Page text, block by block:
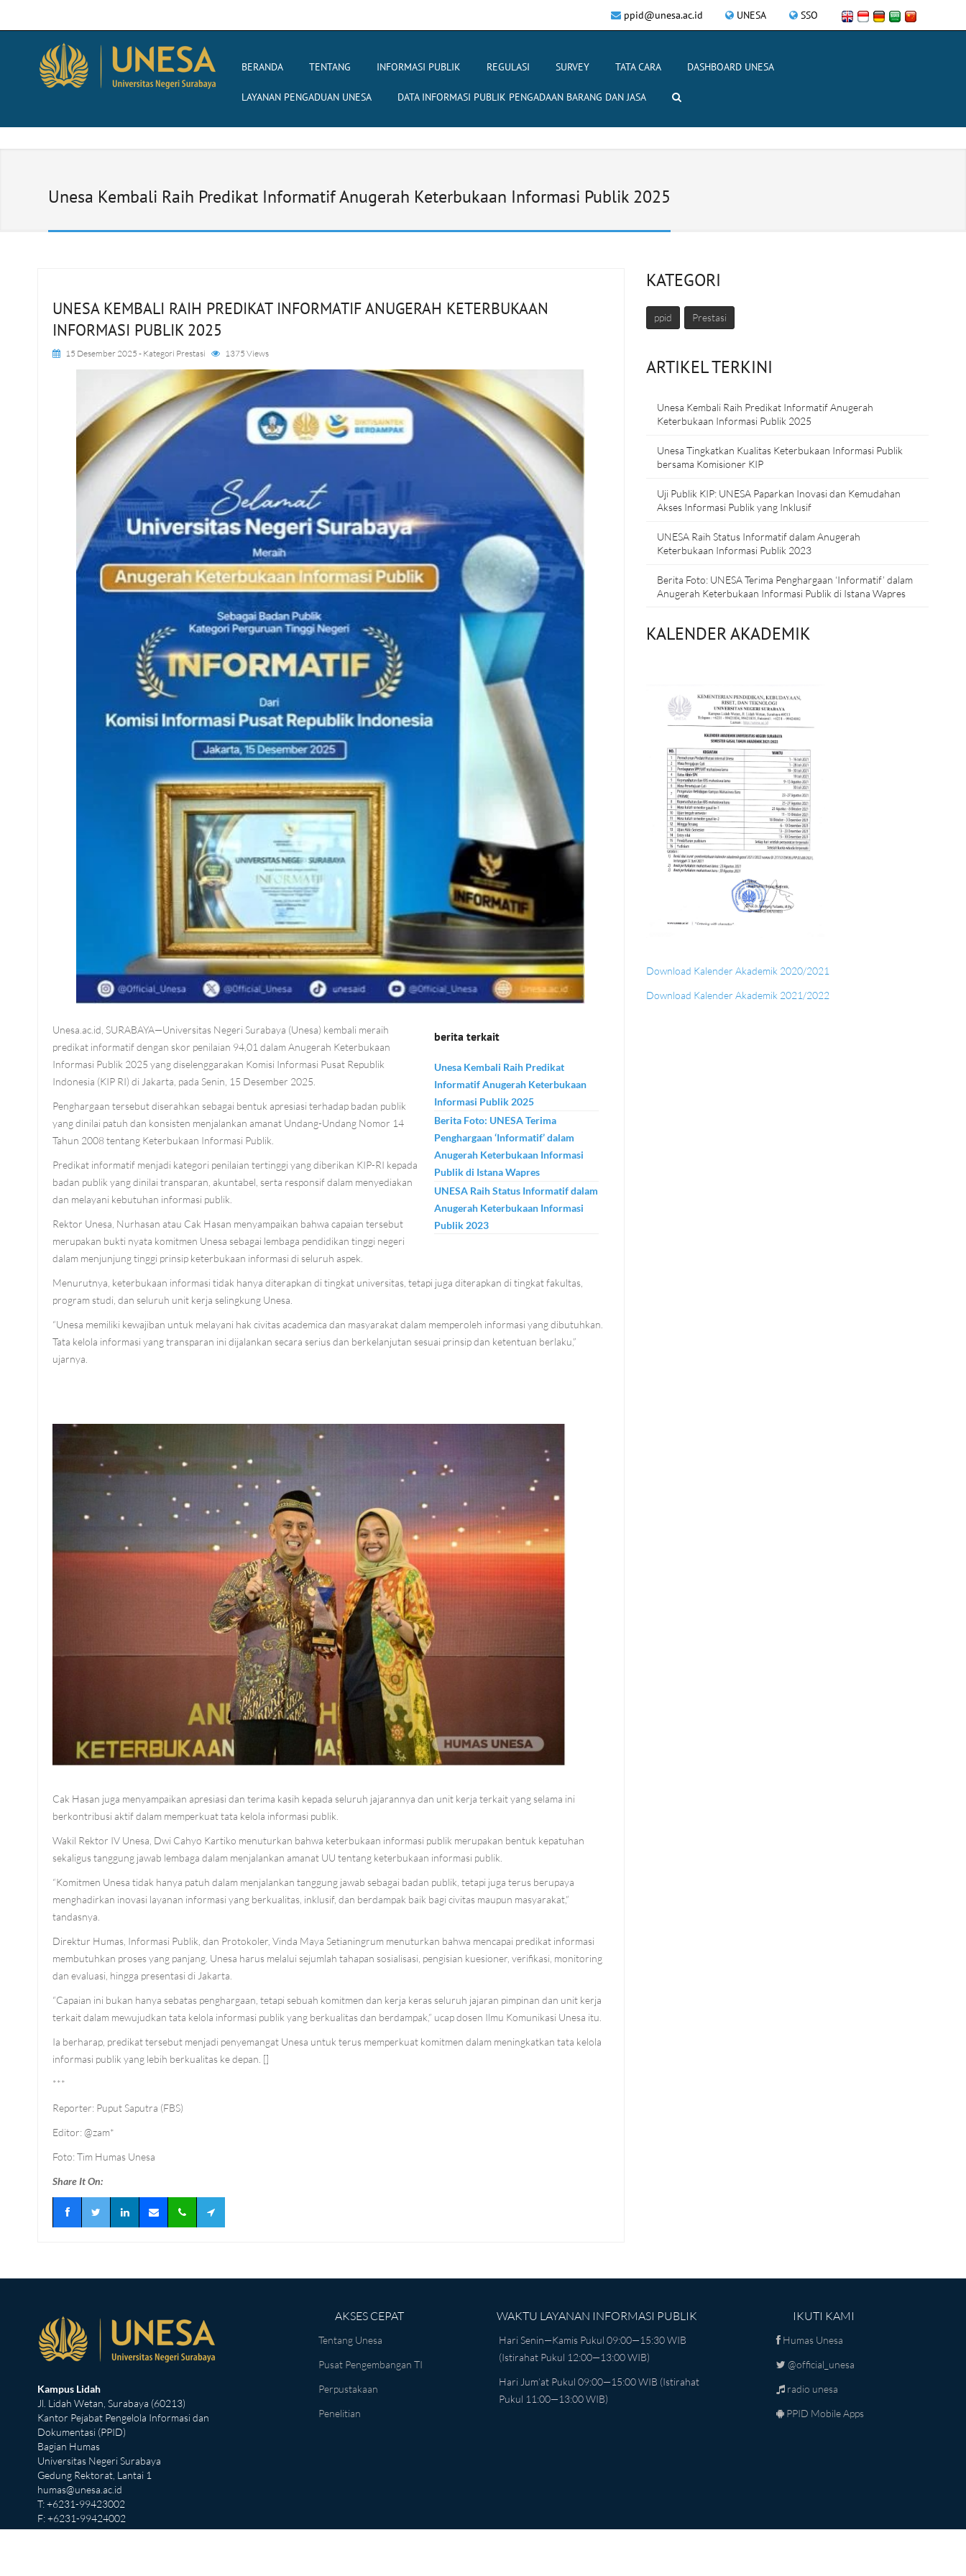
UNESA SSO
ppid@unesa.ac.id
BERANDA TENTANG INFORMASI PUBLIK REGULASI SURVEY TATA CARA DASHBOARD UNESA
LAYANAN PENGADUAN UNESA DATA INFORMASI PUBLIK PENGADAAN BARANG DAN JASA
Unesa Kembali Raih Predikat Informatif Anugerah Keterbukaan Informasi Publik 2025
UNESA KEMBALI RAIH PREDIKAT INFORMATIF ANUGERAH KETERBUKAAN
INFORMASI PUBLIK 2025
15 Desember 2025 - Kategori Prestasi 1375 Views
berita terkait
Unesa Kembali Raih Predikat
Informatif Anugerah Keterbukaan
Informasi Publik 2025
Berita Foto: UNESA Terima
Penghargaan ‘Informatif’ dalam
Anugerah Keterbukaan Informasi
Publik di Istana Wapres
UNESA Raih Status Informatif dalam
Anugerah Keterbukaan Informasi
Publik 2023
Unesa.ac.id, SURABAYA—Universitas Negeri Surabaya (Unesa) kembali meraih
predikat informatif dengan skor penilaian 94,01 dalam Anugerah Keterbukaan
Informasi Publik 2025 yang diselenggarakan Komisi Informasi Pusat Republik
Indonesia (KIP RI) di Jakarta, pada Senin, 15 Desember 2025.
Penghargaan tersebut diserahkan sebagai bentuk apresiasi terhadap badan publik
yang dinilai patuh dan konsisten menjalankan amanat Undang-Undang Nomor 14
Tahun 2008 tentang Keterbukaan Informasi Publik.
Predikat informatif menjadi kategori penilaian tertinggi yang diberikan KIP-RI kepada
badan publik yang dinilai transparan, akuntabel, serta responsif dalam menyediakan
dan melayani kebutuhan informasi publik.
Rektor Unesa, Nurhasan atau Cak Hasan menyampaikan bahwa capaian tersebut
merupakan bukti nyata komitmen Unesa sebagai lembaga pendidikan tinggi negeri
dalam menjunjung tinggi prinsip keterbukaan informasi di seluruh aspek.
Menurutnya, keterbukaan informasi tidak hanya diterapkan di tingkat universitas, tetapi juga diterapkan di tingkat fakultas,
program studi, dan seluruh unit kerja selingkung Unesa.
“Unesa memiliki kewajiban untuk melayani hak civitas academica dan masyarakat dalam memperoleh informasi yang dibutuhkan.
Tata kelola informasi yang transparan ini dijalankan secara serius dan berkelanjutan sesuai prinsip dan ketentuan berlaku,”
ujarnya.
Cak Hasan juga menyampaikan apresiasi dan terima kasih kepada seluruh jajarannya dan unit kerja terkait yang selama ini
berkontribusi aktif dalam memperkuat tata kelola informasi publik.
Wakil Rektor IV Unesa, Dwi Cahyo Kartiko menuturkan bahwa keterbukaan informasi publik merupakan bentuk kepatuhan
sekaligus tanggung jawab lembaga dalam menjalankan amanat UU tentang keterbukaan informasi publik.
“Komitmen Unesa tidak hanya patuh dalam menjalankan tanggung jawab sebagai badan publik, tetapi juga terus berupaya
menghadirkan inovasi layanan informasi yang berkualitas, inklusif, dan berdampak baik bagi civitas maupun masyarakat,”
tandasnya.
Direktur Humas, Informasi Publik, dan Protokoler, Vinda Maya Setianingrum menuturkan bahwa mencapai predikat informasi
membutuhkan proses yang panjang. Unesa harus melalui sejumlah tahapan sosialisasi, pengisian kuesioner, verifikasi, monitoring
dan evaluasi, hingga presentasi di Jakarta.
“Capaian ini bukan hanya sebatas penghargaan, tetapi sebuah komitmen dan kerja keras seluruh jajaran pimpinan dan unit kerja
terkait dalam mewujudkan tata kelola informasi publik yang berkualitas dan berdampak,” ucap dosen Ilmu Komunikasi Unesa itu.
Ia berharap, predikat tersebut menjadi penyemangat Unesa untuk terus memperkuat komitmen dalam meningkatkan tata kelola
informasi publik yang lebih berkualitas ke depan. []
***
Reporter: Puput Saputra (FBS)
Editor: @zam*
Foto: Tim Humas Unesa
Share It On:
KATEGORI
ppid Prestasi
ARTIKEL TERKINI
Unesa Kembali Raih Predikat Informatif Anugerah
Keterbukaan Informasi Publik 2025
Unesa Tingkatkan Kualitas Keterbukaan Informasi Publik
bersama Komisioner KIP
Uji Publik KIP: UNESA Paparkan Inovasi dan Kemudahan
Akses Informasi Publik yang Inklusif
UNESA Raih Status Informatif dalam Anugerah
Keterbukaan Informasi Publik 2023
Berita Foto: UNESA Terima Penghargaan ‘Informatif’ dalam
Anugerah Keterbukaan Informasi Publik di Istana Wapres
KALENDER AKADEMIK
Download Kalender Akademik 2020/2021
Download Kalender Akademik 2021/2022
Kampus Lidah
Jl. Lidah Wetan, Surabaya (60213)
Kantor Pejabat Pengelola Informasi dan
Dokumentasi (PPID)
Bagian Humas
Universitas Negeri Surabaya
Gedung Rektorat, Lantai 1
humas@unesa.ac.id
T: +6231-99423002
F: +6231-99424002
AKSES CEPAT
Tentang Unesa
Pusat Pengembangan TI
Perpustakaan
Penelitian
WAKTU LAYANAN INFORMASI PUBLIK
Hari Senin—Kamis Pukul 09:00—15:30 WIB
(istirahat Pukul 12:00—13:00 WIB)
Hari Jum’at Pukul 09:00—15:00 WIB (istirahat
Pukul 11:00—13:00 WIB)
IKUTI KAMI
Humas Unesa
@official_unesa
radio unesa
PPID Mobile Apps